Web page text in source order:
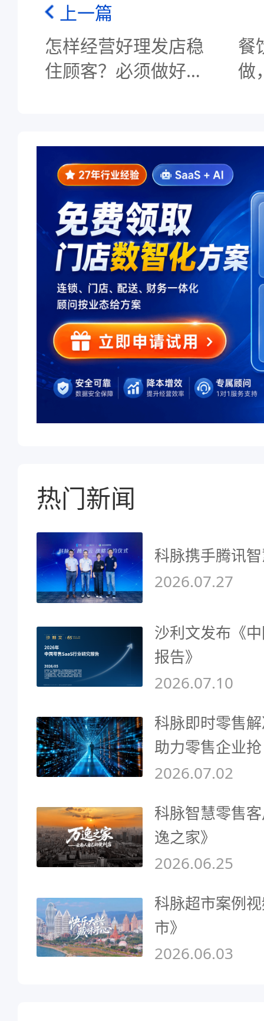
上一篇
怎样经营好理发店稳
住顾客？必须做好这
餐
做
热门新闻
科脉携手腾讯
2026.07.27
沙利文发布《
报告》
2026.07.10
科脉即时零售
助力零售企业
2026.07.02
科脉智慧零售
逸之家》
2026.06.25
科脉超市案例
市》
2026.06.03